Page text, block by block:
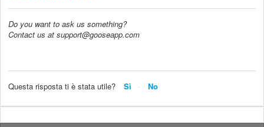
Do you want to ask us something?
Contact us at support@gooseapp.com
Questa risposta ti è stata utile? Sì No